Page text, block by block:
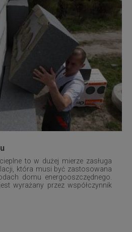
to w dużej mierze zasługa
która musi być zastosowana
domu energooszczędnego.
wyrażany przez współczynnik